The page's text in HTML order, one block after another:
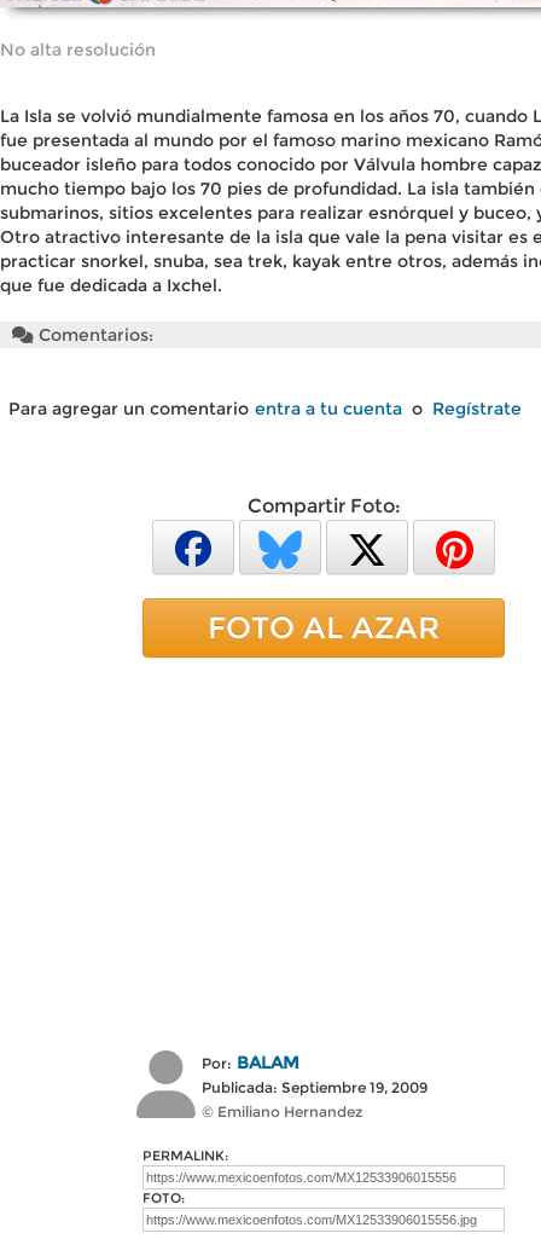
No alta resolución
La Isla se volvió mundialmente famosa en los años 70, cuando
fue presentada al mundo por el famoso marino mexicano
buceador isleño para todos conocido por Válvula hombre
mucho tiempo bajo los 70 pies de profundidad. La isla
submarinos, sitios excelentes para realizar esnórquel y
Otro atractivo interesante de la isla que vale la pena visitar es
practicar snorkel, snuba, sea trek, kayak entre otros, además
que fue dedicada a Ixchel.
Comentarios:
Para agregar un comentario entra a tu cuenta o Regístrate
Compartir Foto:
FOTO AL AZAR
Por: BALAM
Publicada: Septiembre 19, 2009
© Emiliano Hernandez
PERMALINK:
FOTO: